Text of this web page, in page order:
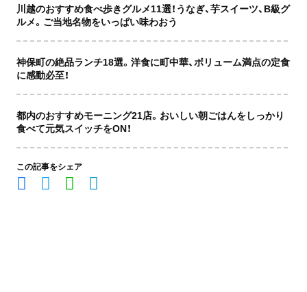
川越のおすすめ食べ歩きグルメ11選！うなぎ、芋スイーツ、B級グ
ルメ。ご当地名物をいっぱい味わおう
神保町の絶品ランチ18選。洋食に町中華、ボリューム満点の定食
に感動必至！
都内のおすすめモーニング21店。おいしい朝ごはんをしっかり
食べて元気スイッチをON！
この記事をシェア